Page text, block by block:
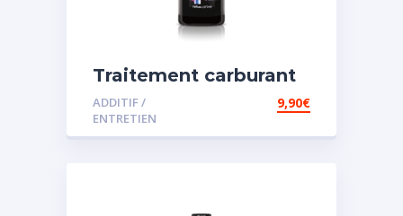
Traitement carburant
spécial diesel
ADDITIF /
ENTRETIEN
9,90€